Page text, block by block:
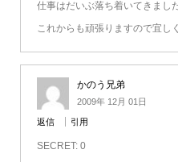
仕事はだいぶ落ち着いてきました
これからも頑張りますので宜し
かのう兄弟
2009年 12月 01日
返信 引用
SECRET: 0